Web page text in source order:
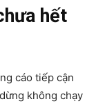
hết
cáo tiếp cận
không chạy